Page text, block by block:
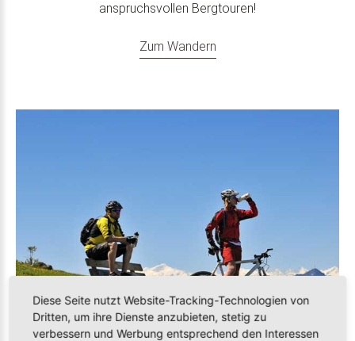
anspruchsvollen Bergtouren!
Zum Wandern
Diese Seite nutzt Website-Tracking-Technologien von
Dritten, um ihre Dienste anzubieten, stetig zu
verbessern und Werbung entsprechend den Interessen